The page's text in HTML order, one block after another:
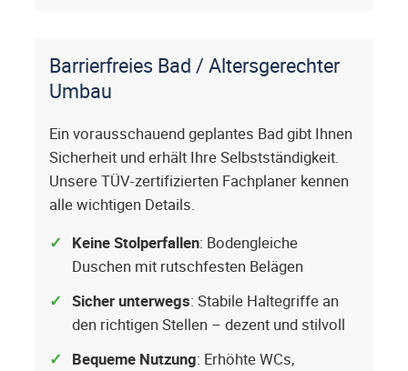
Barrierfreies Bad / Altersgerechter
Umbau
Ein vorausschauend geplantes Bad gibt Ihnen
Sicherheit und erhält Ihre Selbstständigkeit.
Unsere TÜV-zertifizierten Fachplaner kennen
alle wichtigen Details.
Keine Stolperfallen: Bodengleiche
Duschen mit rutschfesten Belägen
Sicher unterwegs: Stabile Haltegriffe an
den richtigen Stellen – dezent und stilvoll
Bequeme Nutzung: Erhöhte WCs,